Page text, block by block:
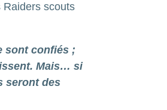
Raiders scouts
sont confiés ;
Mais… si
seront des